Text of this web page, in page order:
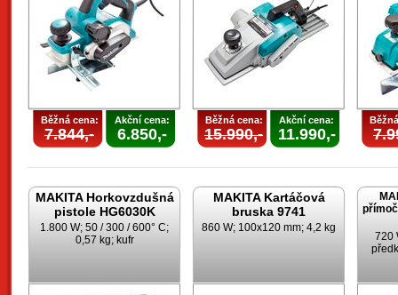
Běžná cena:
7.844,-
Akční cena:
6.850,-
Běžná cena:
15.990,-
Akční cena:
11.990,-
MAKITA Horkovzdušná
pistole HG6030K
1.800 W; 50 / 300 / 600° C;
0,57 kg; kufr
MAKITA Kartáčová
bruska 9741
860 W; 100x120 mm; 4,2 kg
720